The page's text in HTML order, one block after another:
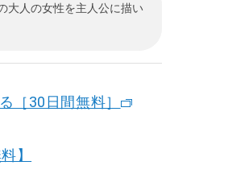
大人の女性を主人公に描い
［30日間無料］
】